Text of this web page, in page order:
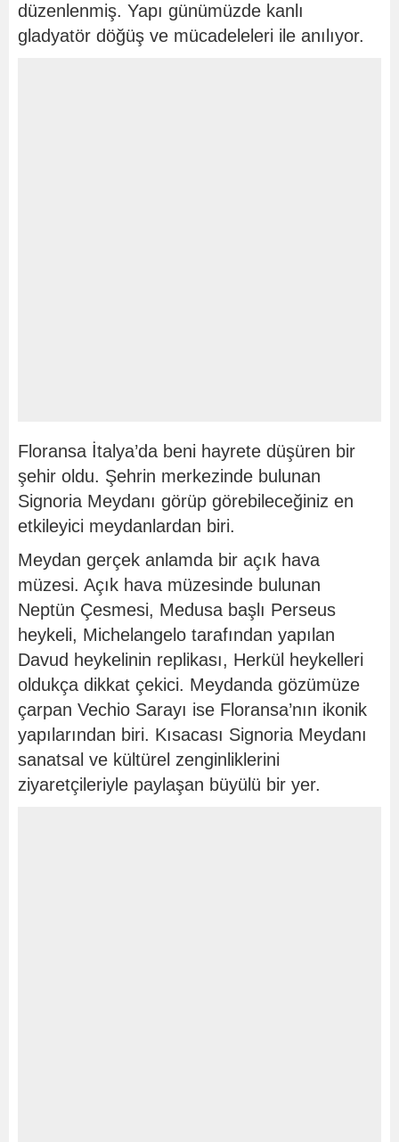
düzenlenmiş. Yapı günümüzde kanlı
gladyatör döğüş ve mücadeleleri ile anılıyor.
Floransa İtalya’da beni hayrete düşüren bir
şehir oldu. Şehrin merkezinde bulunan
Signoria Meydanı görüp görebileceğiniz en
etkileyici meydanlardan biri.
Meydan gerçek anlamda bir açık hava
müzesi. Açık hava müzesinde bulunan
Neptün Çesmesi, Medusa başlı Perseus
heykeli, Michelangelo tarafından yapılan
Davud heykelinin replikası, Herkül heykelleri
oldukça dikkat çekici. Meydanda gözümüze
çarpan Vechio Sarayı ise Floransa’nın ikonik
yapılarından biri. Kısacası Signoria Meydanı
sanatsal ve kültürel zenginliklerini
ziyaretçileriyle paylaşan büyülü bir yer.